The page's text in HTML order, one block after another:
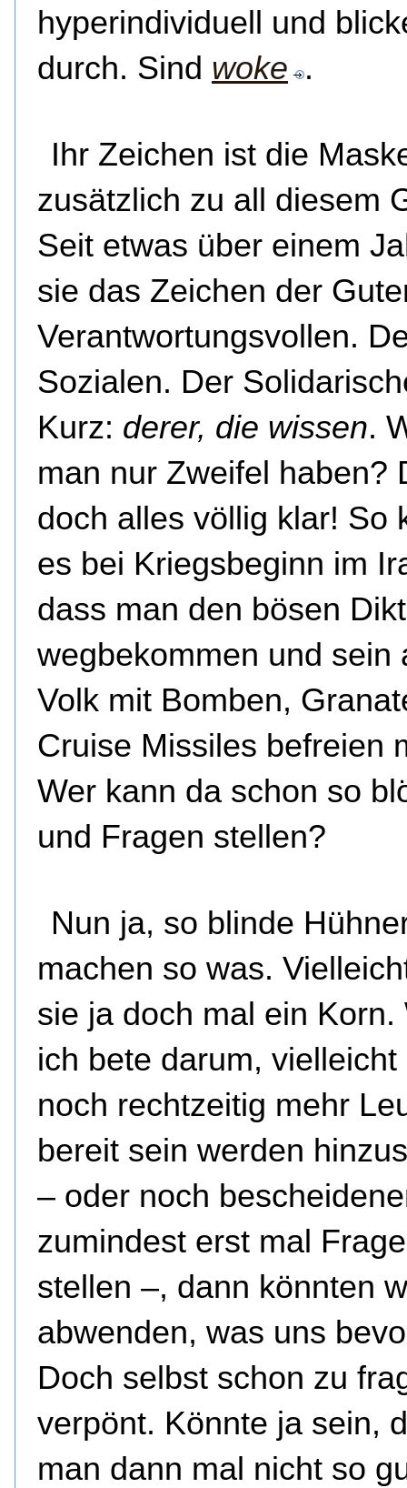
hyperindividuell und
durch. Sind woke .
Ihr Zeichen ist die
zusätzlich zu all diesem
Seit etwas über einem
sie das Zeichen der
Verantwortungsvollen.
Sozialen. Der
Kurz: derer, die wissen.
man nur Zweifel haben?
doch alles völlig klar! So
es bei Kriegsbeginn im
dass man den bösen
wegbekommen und sein
Volk mit Bomben,
Cruise Missiles befreien
Wer kann da schon so
und Fragen stellen?
Nun ja, so blinde
machen so was.
sie ja doch mal ein Korn.
ich bete darum, vielleicht
noch rechtzeitig mehr
bereit sein werden
– oder noch
zumindest erst mal
stellen –, dann könnten
abwenden, was uns
Doch selbst schon zu
verpönt. Könnte ja sein,
man dann mal nicht so